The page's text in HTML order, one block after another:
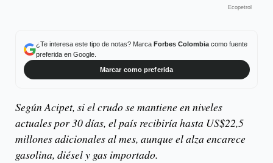
Ecopetrol
¿Te interesa este tipo de notas? Marca Forbes Colombiacomo fuente
preferida en Google.
Marcar como preferida
Según Acipet, si el crudo se mantiene en niveles
actuales por 30 días, el país recibiría hasta US$22,5
millones adicionales al mes, aunque el alza encarece
gasolina, diésel y gas importado.